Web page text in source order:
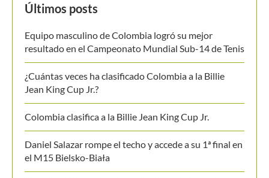
Últimos posts
Equipo masculino de Colombia logró su mejor
resultado en el Campeonato Mundial Sub-14 de Tenis
¿Cuántas veces ha clasificado Colombia a la Billie
Jean King Cup Jr.?
Colombia clasifica a la Billie Jean King Cup Jr.
Daniel Salazar rompe el techo y accede a su 1ª final en
el M15 Bielsko-Biała